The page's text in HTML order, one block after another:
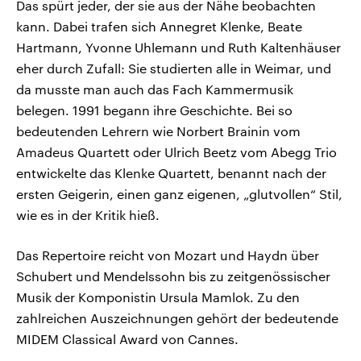
Das spürt jeder, der sie aus der Nähe beobachten
kann. Dabei trafen sich Annegret Klenke, Beate
Hartmann, Yvonne Uhlemann und Ruth Kaltenhäuser
eher durch Zufall: Sie studierten alle in Weimar, und
da musste man auch das Fach Kammermusik
belegen. 1991 begann ihre Geschichte. Bei so
bedeutenden Lehrern wie Norbert Brainin vom
Amadeus Quartett oder Ulrich Beetz vom Abegg Trio
entwickelte das Klenke Quartett, benannt nach der
ersten Geigerin, einen ganz eigenen, „glutvollen“ Stil,
wie es in der Kritik hieß.
Das Repertoire reicht von Mozart und Haydn über
Schubert und Mendelssohn bis zu zeitgenössischer
Musik der Komponistin Ursula Mamlok. Zu den
zahlreichen Auszeichnungen gehört der bedeutende
MIDEM Classical Award von Cannes.